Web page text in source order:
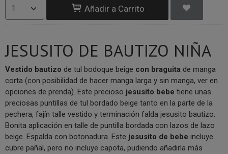
Añadir a Carrito
JESUSITO DE BAUTIZO NIÑA
Vestido bautizo de tul bodoque beige con braguita de manga
corta (con posibilidad de hacer manga larga y sin manga, ver en
opciones de prenda). Este precioso jesusito bebe tiene unas
preciosas puntillas de tul bordado beige tanto en la parte de la
pechera, fajín talle vestido y terminación falda jesusito bautizo.
Bonita aplicación en talle de puntilla bordada con lazos de lazo
beige. Espalda con botonadura. Este jesusito de bebe incluye
cubre pañal, pero no incluye capota, pudiendo añadirla más